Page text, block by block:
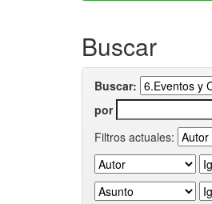
Buscar
Buscar:
por
Filtros actuales: